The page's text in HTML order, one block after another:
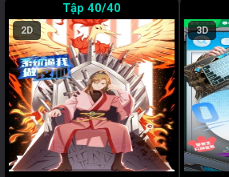
40/40
2D 3D